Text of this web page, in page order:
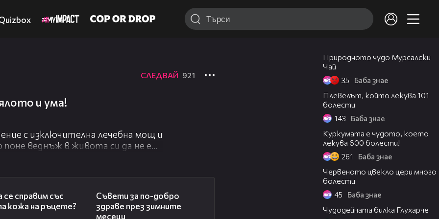
СЛЕДВАЙ 921
и ума!
с изключителна лечебна мощ и
веднъж в живота си да не е
user:baba_znae?sbs=1
се справим със
кожа на ръцете?
Съвети за по-добро
здраве през зимните
месеци
Природното чудо Мурсалски
Чай
35 Баба знае
Плевелът, който лекува 101
болести
143 Баба знае
Куркумата е чудото, което
лекува 600 болести!
261 Баба знае
Червеното цвекло цери много
болести
45 Баба знае
Чудодейната билка Глухарче